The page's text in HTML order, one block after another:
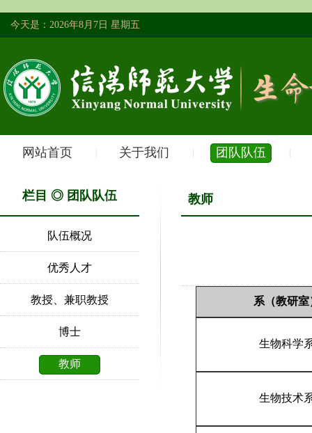
今天是：2026年8月7日 星期五
网站首页 关于我们 团队队伍
栏目 ◎ 团队队伍
队伍概况
优秀人才
教授、兼职教授
博士
教师
教师
系（教研室
生物科学
生物技术